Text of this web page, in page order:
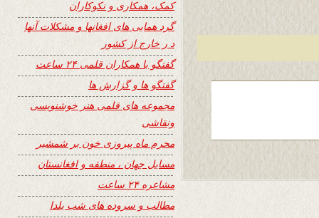
کمک، همکاری و نکوکاران
گرد همایی های افغانها و مشکلات آنها
د ر خارج از کشور
گفتگو با همکاران قلمی ۲۴ ساعت
گفتگو ها و گزارش ها
مجموعه های قلمی هنر خوشنویسی
ونقاشی
محرم ماه پیروزی خون بر شمشیر
مسایل جهان ، منطقه و افغانستان
مشاعره ۲۴ ساعت
مطالب و سروده های شب یلدا